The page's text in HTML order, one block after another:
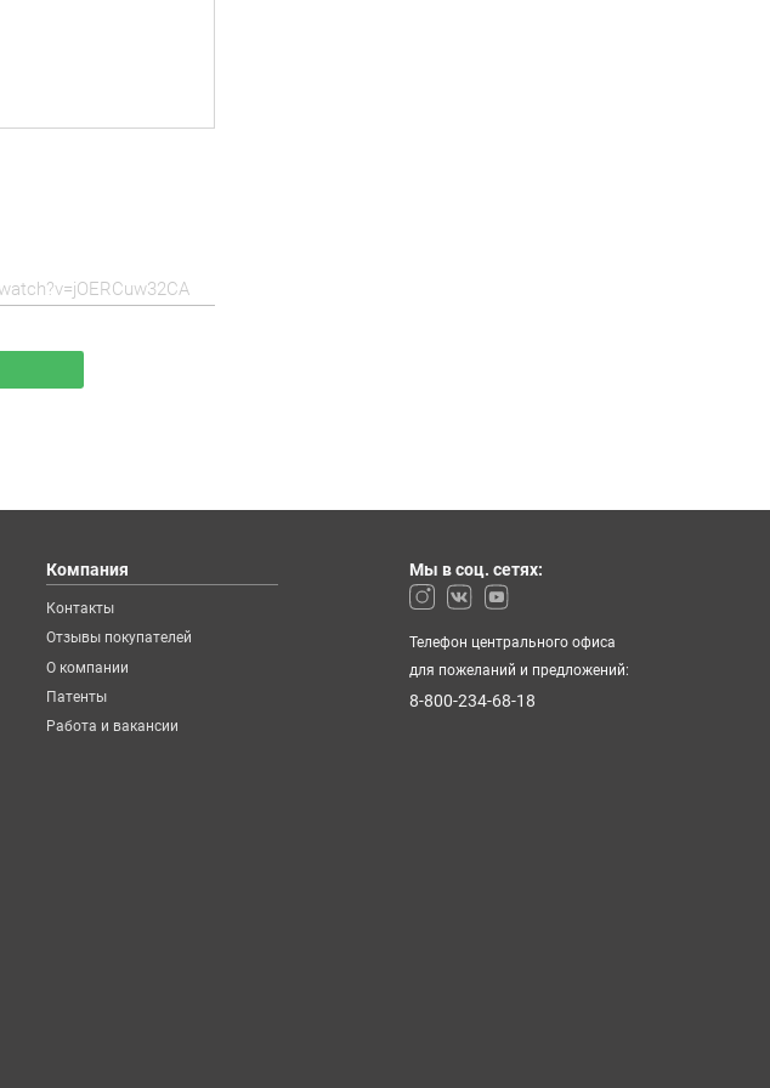
Мы в соц. сетях:
Телефон центрального офиса
для пожеланий и предложений:
8-800-234-68-18
Компания
Контакты
Отзывы покупателей
О компании
Патенты
Работа и вакансии